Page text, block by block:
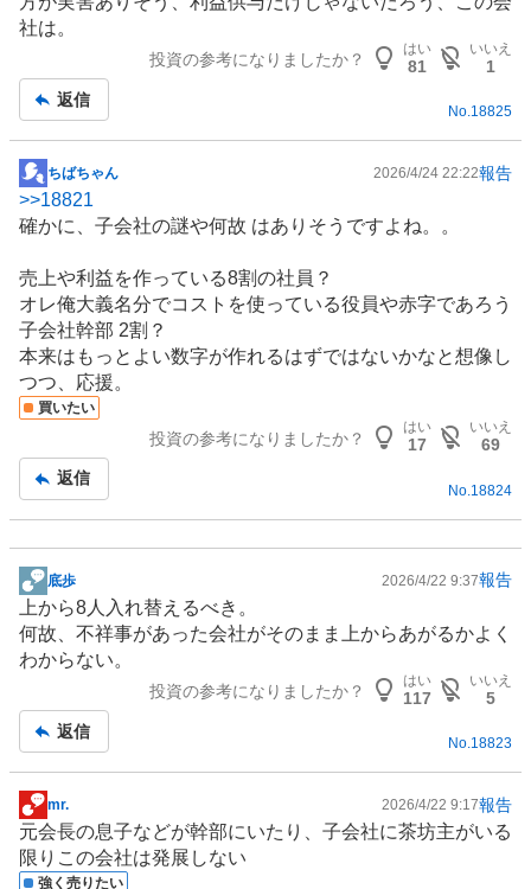
記
事
社は。
投資の参考になりましたか？
はい
81
いいえ
1
返信
No.18825
掲
示
板
事
ちばちゃん 2026/4/24 22:22報告
>>18821
確かに、子会社の謎や何故 はありそうですよね。。
売上や利益を作っている8割の社員？
オレ俺大義名分でコストを使っている役員や赤字であろう
子会社幹部 2割？
本来はもっとよい数字が作れるはずではないかなと想像し
つつ、応援。
買いたい
投資の参考になりましたか？
はい
17
いいえ
69
返信
No. 18824
掲
示
板
記
底歩 2026/4/22 9:37報告
上から8人入れ替えるべき。
何故、不祥事があった会社がそのまま上からあがるかよく
わからない。
投資の参考になりましたか？
はい
117
いいえ
5
返信
No.18823
掲
示
板
mr. 2026/4/22 9:17報告
元会長の息子などが幹部にいたり、子会社に茶坊主がいる
限りこの会社は発展しない
強く売りたい